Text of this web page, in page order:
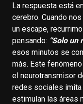
La respuesta está
cerebro. Cuando
un escape,
pensando: “Solo un
esos minutos se
más. Este
el neurotransmisor
redes sociales imita
estimulan las áreas